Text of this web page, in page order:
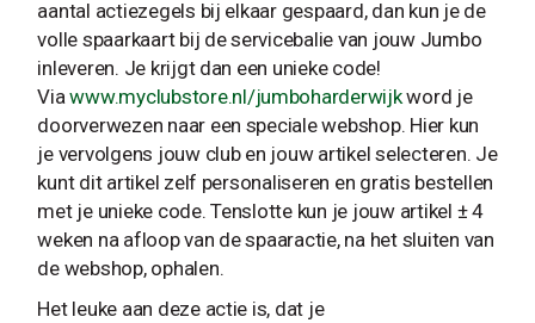
aantal actiezegels bij elkaar gespaard, dan kun je de
volle spaarkaart bij de servicebalie van jouw Jumbo
inleveren. Je krijgt dan een unieke code!
Viawww.myclubstore.nl/jumboharderwijkword je
doorverwezen naar een speciale webshop. Hier kun
je vervolgens jouw club en jouw artikel selecteren. Je
kunt dit artikel zelf personaliseren en gratis bestellen
met je unieke code. Tenslotte kun je jouw artikel ± 4
weken na afloop van de spaaractie, na het sluiten van
de webshop, ophalen.
Het leuke aan deze actie is, dat je